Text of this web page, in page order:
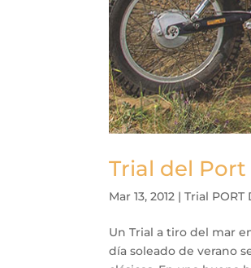
Trial del Port
Mar 13, 2012 |Trial PORT
Un Trial a tiro del mar
día soleado de verano